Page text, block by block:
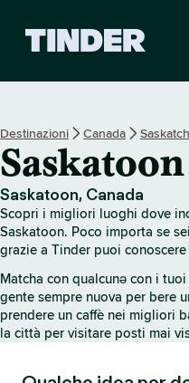
i
T
i
d
e
r
Destinazioni Canada
Saskatoon
Saskatoon, Canada
Scopri i migliori luoghi dove
Saskatoon. Poco importa se
grazie a Tinder puoi
Matcha con qualcunə con i
gente sempre nuova per bere
prendere un caffè nei migliori
la città per visitare posti mai